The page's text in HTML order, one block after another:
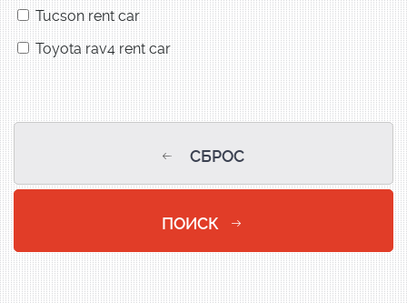
Tucson rent car
Toyota rav4 rent car
СБРОС
ПОИСК